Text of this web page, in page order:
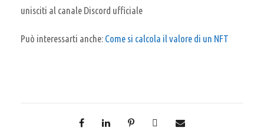
unisciti al canale Discord ufficiale
Può interessarti anche: Come si calcola il valore di un NFT